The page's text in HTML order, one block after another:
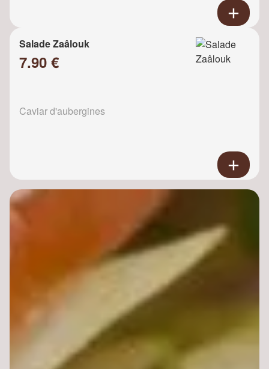
Salade Zaâlouk
7.90 €
Caviar d'aubergines